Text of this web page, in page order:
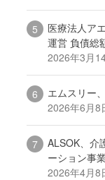
医療法人ア
運営 負債総
2026年3月
エムスリー
2026年6月8
ALSOK、介
ーション事
2026年4月8